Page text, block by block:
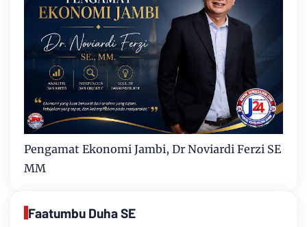
Pengamat Ekonomi Jambi, Dr Noviardi Ferzi SE
MM
Faatumbu Duha SE